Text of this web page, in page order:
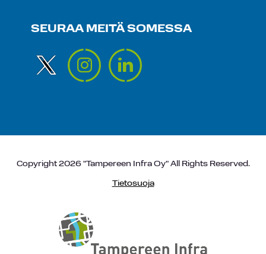
SEURAA MEITÄ SOMESSA
Copyright 2026 "Tampereen Infra Oy" All Rights Reserved.
Tietosuoja